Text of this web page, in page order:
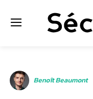
Benoît Beaumont